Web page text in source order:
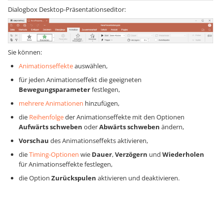
Dialogbox Desktop-Präsentationseditor:
Sie können:
Animationseffekteauswählen,
für jeden Animationseffekt die geeigneten
Bewegungsparameterfestlegen,
mehrere Animationen hinzufügen,
die Reihenfolgeder Animationseffekte mit den Optionen
Aufwärts schweben oderAbwärts schweben ändern,
Vorschau des Animationseffekts aktivieren,
dieTiming-Optionen wie Dauer,Verzögern und Wiederholen
für Animationseffekte festlegen,
die Option Zurückspulen aktivieren und deaktivieren.